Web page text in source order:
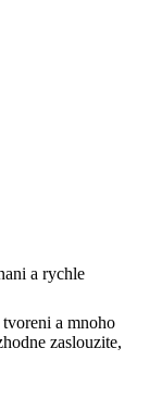
a rychle
a mnoho
zaslouzite,